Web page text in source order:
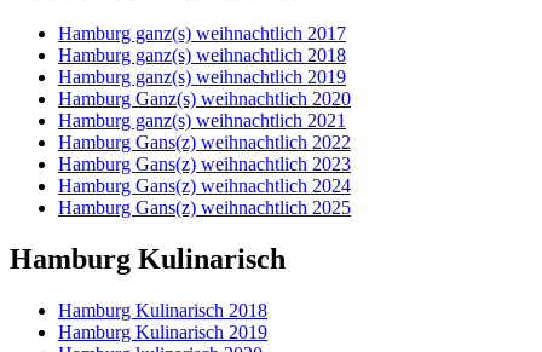
Hamburg ganz(s) weihnachtlich 2017
Hamburg ganz(s) weihnachtlich 2018
Hamburg ganz(s) weihnachtlich 2019
Hamburg Ganz(s) weihnachtlich 2020
Hamburg ganz(s) weihnachtlich 2021
Hamburg Gans(z) weihnachtlich 2022
Hamburg Gans(z) weihnachtlich 2023
Hamburg Gans(z) weihnachtlich 2024
Hamburg Gans(z) weihnachtlich 2025
Hamburg Kulinarisch
Hamburg Kulinarisch 2018
Hamburg Kulinarisch 2019